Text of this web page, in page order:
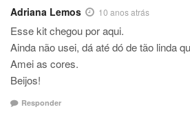
Adriana Lemos 10 anos atrás
Esse kit chegou por aqui.
Ainda não usei, dá até dó de tão linda
Amei as cores.
Beijos!
Responder